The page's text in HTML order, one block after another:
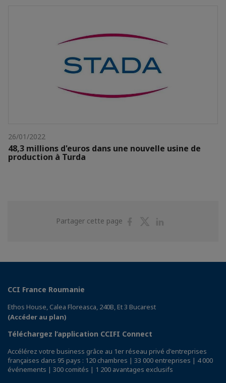
26/01/2022
48,3 millions d'euros dans une nouvelle usine de
production à Turda
Partager cette page
PartagerPartager
CCI France Roumanie
Ethos House, Calea Floreasca, 240B, Et 3 Bucarest
(Accéder au plan)
Téléchargez l’application CCIFI Connect
Accélérez votre business grâce au 1er réseau privé d'entreprises
françaises dans 95 pays : 120 chambres | 33 000 entreprises | 4 000
événements | 300 comités | 1 200 avantages exclusifs